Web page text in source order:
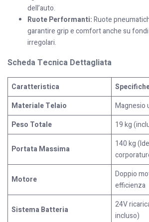
dell’auto.
Ruote Performanti:Ruote
garantire grip e comfort anche su
irregolari.
Scheda Tecnica Dettagliata
Caratteristica
Materiale Telaio
Magnesio
Peso Totale
19 kg
Portata Massima
140 kg
Motore
Doppio
efficienza
Sistema Batteria
24V
incluso)